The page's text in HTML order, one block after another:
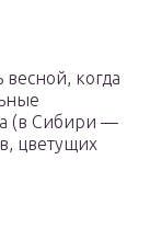
когда
(в Сибири —
цветущих